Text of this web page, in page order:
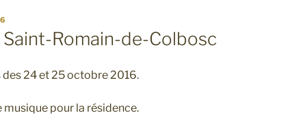
Saint-Romain-de-Colbosc
24 et 25 octobre 2016.
musique pour la résidence.